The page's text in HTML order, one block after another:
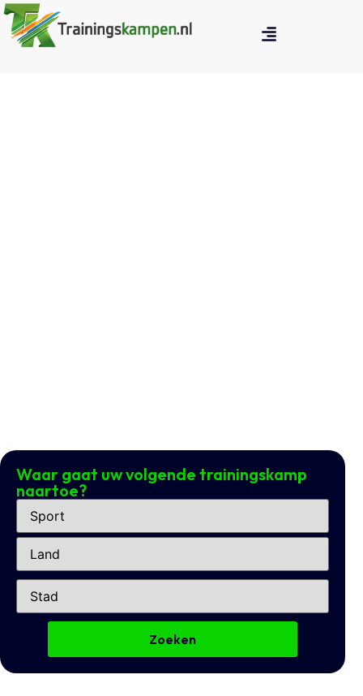
Waar gaat uw volgende trainingskamp
naartoe?
Zoeken